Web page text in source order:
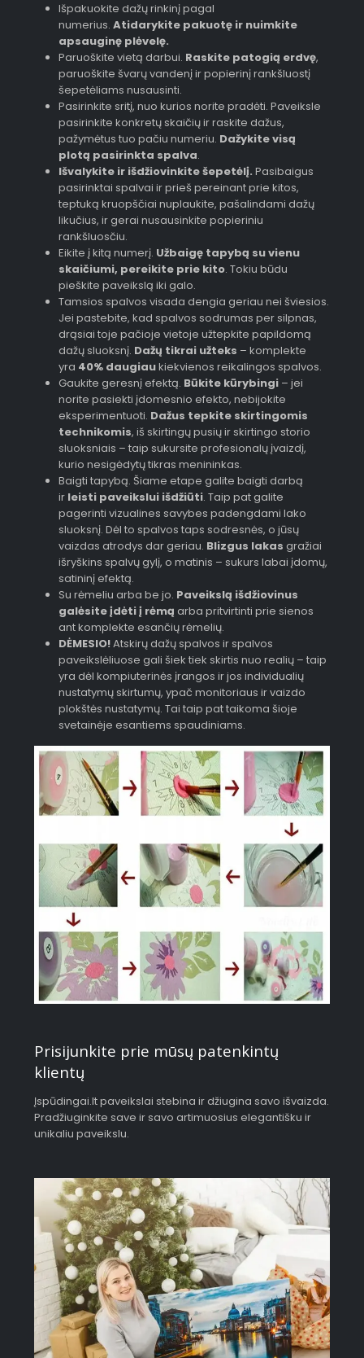
Išpakuokite dažų rinkinį pagal
numerius. Atidarykite pakuotę ir nuimkite
apsauginę plėvelę.
Paruoškite vietą darbui. Raskite patogią erdvę,
paruoškite švarų vandenį ir popierinį rankšluostį
šepetėliams nusausinti.
Pasirinkite sritį, nuo kurios norite pradėti. Paveiksle
pasirinkite konkretų skaičių ir raskite dažus,
pažymėtus tuo pačiu numeriu. Dažykite visą
plotą pasirinkta spalva.
Išvalykite ir išdžiovinkite šepetėlį. Pasibaigus
pasirinktai spalvai ir prieš pereinant prie kitos,
teptuką kruopščiai nuplaukite, pašalindami dažų
likučius, ir gerai nusausinkite popieriniu
rankšluosčiu.
Eikite į kitą numerį. Užbaigę tapybą su vienu
skaičiumi, pereikite prie kito. Tokiu būdu
pieškite paveikslą iki galo.
Tamsios spalvos visada dengia geriau nei šviesios.
Jei pastebite, kad spalvos sodrumas per silpnas,
drąsiai toje pačioje vietoje užtepkite papildomą
dažų sluoksnį. Dažų tikrai užteks – komplekte
yra 40% daugiaukiekvienos reikalingos spalvos.
Gaukite geresnį efektą. Būkite kūrybingi– jei
norite pasiekti įdomesnio efekto, nebijokite
eksperimentuoti. Dažus tepkite skirtingomis
technikomis, iš skirtingų pusių ir skirtingo storio
sluoksniais – taip sukursite profesionalų įvaizdį,
kurio nesigėdytų tikras menininkas.
Baigti tapybą. Šiame etape galite baigti darbą
ir leisti paveikslui išdžiūti. Taip pat galite
pagerinti vizualines savybes padengdami lako
sluoksnį. Dėl to spalvos taps sodresnės, o jūsų
vaizdas atrodys dar geriau. Blizgus lakas gražiai
išryškins spalvų gylį, o matinis – sukurs labai įdomų,
satininį efektą.
Su rėmeliu arba be jo. Paveikslą išdžiovinus
galėsite įdėti į rėmą arba pritvirtinti prie sienos
ant komplekte esančių rėmelių.
DĖMESIO!Atskirų dažų spalvos ir spalvos
paveikslėliuose gali šiek tiek skirtis nuo realių – taip
yra dėl kompiuterinės įrangos ir jos individualių
nustatymų skirtumų, ypač monitoriaus ir vaizdo
plokštės nustatymų. Tai taip pat taikoma šioje
svetainėje esantiems spaudiniams.
Prisijunkite prie mūsų patenkintų
klientų
Įspūdingai.lt paveikslai stebina ir džiugina savo išvaizda.
Pradžiuginkite save ir savo artimuosius elegantišku ir
unikaliu paveikslu.